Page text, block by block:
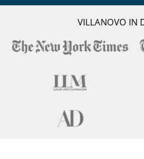
VILLANOVO IN